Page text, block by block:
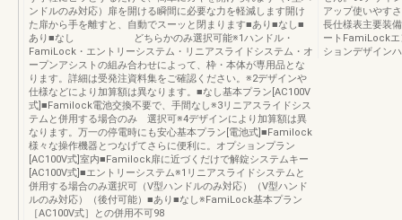
ンドルのみ対応）扉を開ける瞬間に必要な力を軽減します開け
た扉から手を離すと、自動でスーッと閉まります■あり■なし■
あり■なし どちらかのみ選択可能※1ハンドル・
FamiLock・エントリーシステム・リニアスライドシステム・オ
ープンアシストの組み合わせによって、枠・本体が専用品とな
ります。詳細は受発注資料集をご確認ください。※2デザインや
仕様などにより加算額は異なります。■なし基本プラン[AC100V
式]■Familock電池交換不要で、手間なし※3リニアスライドシス
テムと併用する場合のみ 選択可※4デザインにより加算額は異
なります。万一の停電時にも安心基本プラン[電池式]■Familock
様々な操作機器とつなげてさらに便利に。オプションプラン
[AC100V式]室内■Familock扉に近づくだけで解錠システムキー
[AC100V式]■エントリーシステム※1リニアスライドシステムと
併用する場合のみ選択可（V型ハンドルのみ対応）（V型ハンド
ルのみ対応）（後付可能）■あり■なし※FamiLock基本プラン
［AC100V式］との併用不可98
アップ使いやす
長仕様表主要装
ートFamiLockエ
ションデザイン